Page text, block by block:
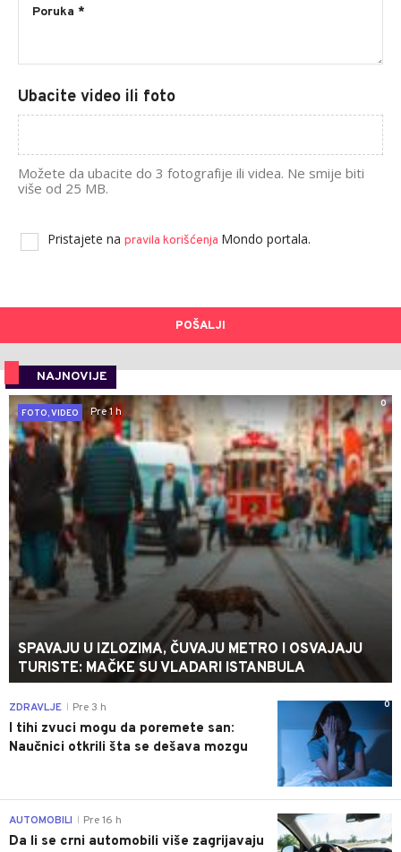
Ubacite video ili foto
Možete da ubacite do 3 fotografije ili videa. Ne smije biti
više od 25 MB.
Pristajete na pravila korišćenja Mondo portala.
POŠALJI
NAJNOVIJE
0
FOTO, VIDEO
Pre 1 h
SPAVAJU U IZLOZIMA, ČUVAJU METRO I OSVAJAJU
TURISTE: MAČKE SU VLADARI ISTANBULA
0
ZDRAVLJE Pre 3 h
I tihi zvuci mogu da poremete san:
Naučnici otkrili šta se dešava mozgu
AUTOMOBILI Pre 16 h
Da li se crni automobili više zagrijavaju